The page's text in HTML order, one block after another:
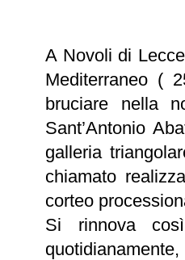
A Novoli di
Mediterraneo (
bruciare nella
Sant’Antonio
galleria
chiamato
corteo
Si rinnova